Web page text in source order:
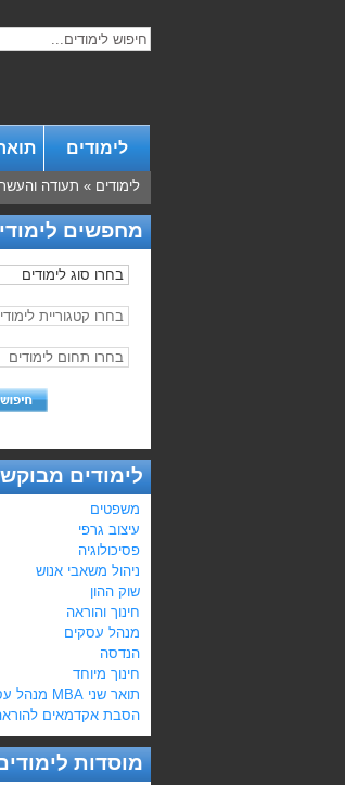
לימודים
לימודים » תעודה
מחפשים
לימודים
משפטים
עיצוב גרפי
פסיכולוגיה
ניהול משאבי אנוש
שוק ההון
חינוך והוראה
מנהל עסקים
הנדסה
חינוך מיוחד
תואר שני MBA מנהל עסקים
הסבת אקדמאים
מוסדות